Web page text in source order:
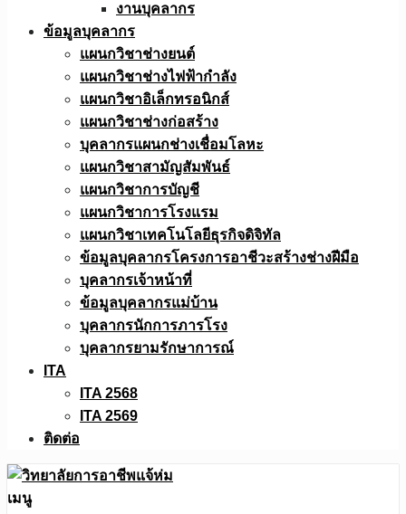
งานบุคลากร
ข้อมูลบุคลากร
แผนกวิชาช่างยนต์
แผนกวิชาช่างไฟฟ้ากำลัง
แผนกวิชาอิเล็กทรอนิกส์
แผนกวิชาช่างก่อสร้าง
บุคลากรแผนกช่างเชื่อมโลหะ
แผนกวิชาสามัญสัมพันธ์
แผนกวิชาการบัญชี
แผนกวิชาการโรงแรม
แผนกวิชาเทคโนโลยีธุรกิจดิจิทัล
ข้อมูลบุคลากรโครงการอาชีวะสร้างช่างฝีมือ
บุคลากรเจ้าหน้าที่
ข้อมูลบุคลากรแม่บ้าน
บุคลากรนักการภารโรง
บุคลากรยามรักษาการณ์
ITA
ITA 2568
ITA 2569
ติดต่อ
เมนู